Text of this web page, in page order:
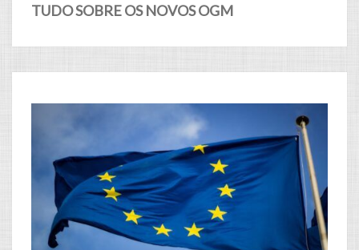
TUDO SOBRE OS NOVOS OGM